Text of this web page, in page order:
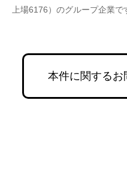
上場6176）のグループ企業で
本件に関するお